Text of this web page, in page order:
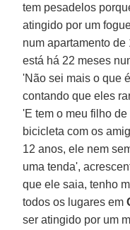
tem pesadelos
atingido por um
num apartamento
está há 22 meses
'Não sei mais o que
contando que eles
'E tem o meu filho
bicicleta com os
12 anos, ele nem
uma tenda',
que ele saia, tenho
todos os lugares em
ser atingido por um